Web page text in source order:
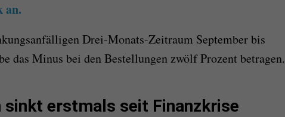
an.
Drei-Monats-Zeitraum September bis
das Minus bei den Bestellungen zwölf Prozent betragen.
sinkt erstmals seit Finanzkrise